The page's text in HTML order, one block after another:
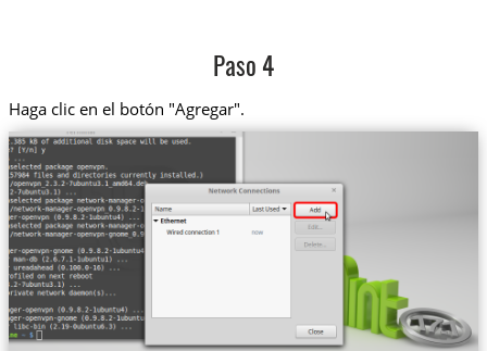
Paso 4
Haga clic en el botón "Agregar".